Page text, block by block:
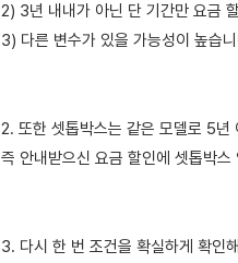
2) 3년 내내가 아닌 단 기간만 요금
3) 다른 변수가 있을 가능성이 높습
2. 또한 셋톱박스는 같은 모델로 5년
즉 안내받으신 요금 할인에 셋톱박
3. 다시 한 번 조건을 확실하게 확인